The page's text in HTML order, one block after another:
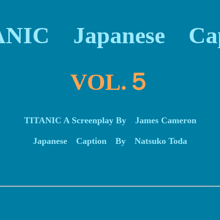
Japanese
VOL.５
TITANIC A Screenplay By James Cameron
Japanese Caption By Natsuko Toda